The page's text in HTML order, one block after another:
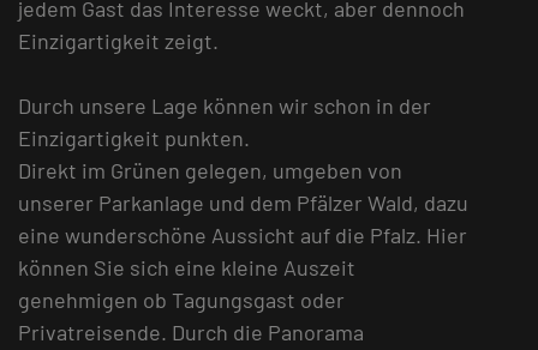
jedem Gast das Interesse weckt, aber dennoch
Einzigartigkeit zeigt.
Durch unsere Lage können wir schon in der
Einzigartigkeit punkten.
Direkt im Grünen gelegen, umgeben von
unserer Parkanlage und dem Pfälzer Wald, dazu
eine wunderschöne Aussicht auf die Pfalz. Hier
können Sie sich eine kleine Auszeit
genehmigen ob Tagungsgast oder
Privatreisende. Durch die Panorama